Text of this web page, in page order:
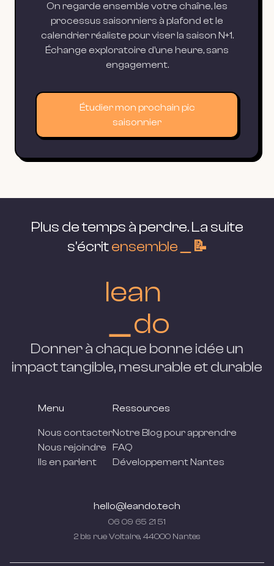
On regarde ensemble votre chaîne, les
processus saisonniers à plafond et le
calendrier réaliste pour viser la saison N+1.
Échange exploratoire d'une heure, sans
engagement.
Étudier mon prochain pic
saisonnier
Plus de temps à perdre. La suite
s'écrit ensemble＿📝
lean
＿do
Donner à chaque bonne idée un
impact tangible, mesurable etdurable
Menu
Nous contacter
Nous rejoindre
Ils en parlent
Ressources
Notre Blog pour apprendre
FAQ
Développement Nantes
hello@leando.tech
06 09 65 21 51
2 bis rue Voltaire, 44000 Nantes